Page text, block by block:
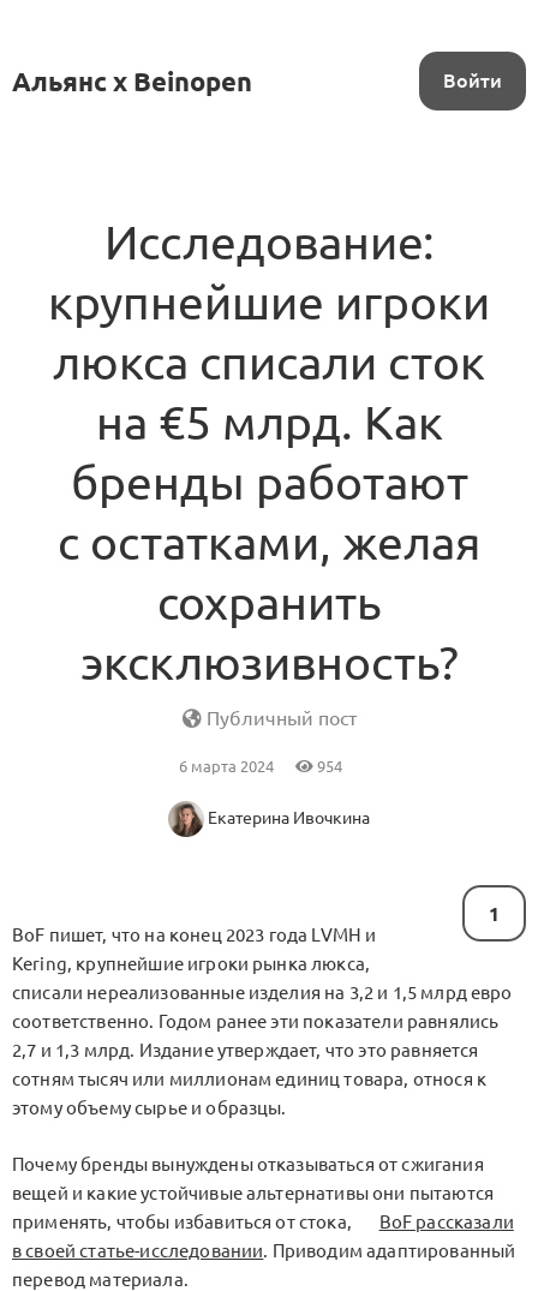
Альянс x Beinopen Войти
Исследование:
крупнейшие игроки
люкса списали сток
на €5 млрд. Как
бренды работают
с остатками, желая
сохранить
эксклюзивность?
Публичный пост
6 марта 2024 954
Екатерина Ивочкина
1
BoF пишет, что на конец 2023 года LVMH и
Kering, крупнейшие игроки рынка люкса,
списали нереализованные изделия на 3,2 и 1,5 млрд евро
соответственно. Годом ранее эти показатели равнялись
2,7 и 1,3 млрд. Издание утверждает, что это равняется
сотням тысяч или миллионам единиц товара, относя к
этому объему сырье и образцы.
Почему бренды вынуждены отказываться от сжигания
вещей и какие устойчивые альтернативы они пытаются
применять, чтобы избавиться от стока,
BoF рассказали
в своей статье-исследовании. Приводим адаптированный
перевод материала.